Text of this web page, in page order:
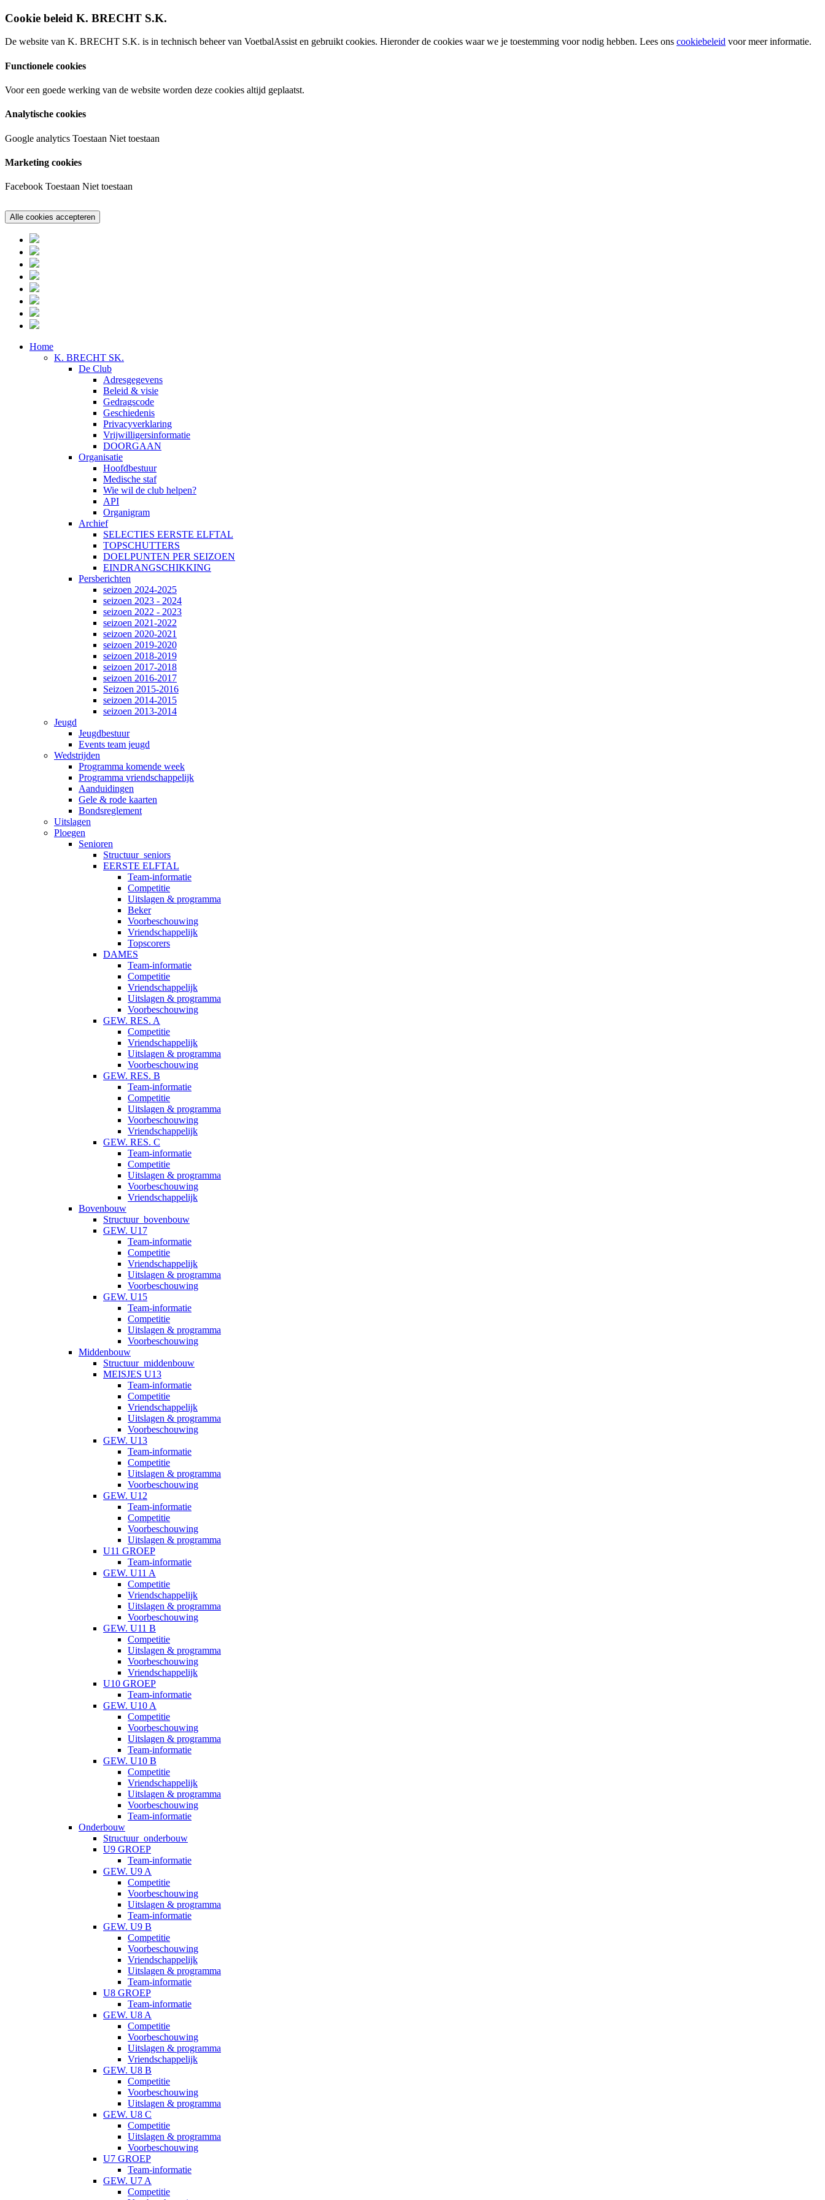
Cookie beleid K. BRECHT S.K.
De website van K. BRECHT S.K. is in technisch beheer van VoetbalAssist en gebruikt cookies. Hieronder de cookies waar we je toestemming voor nodig hebben. Lees ons cookiebeleid voor meer informatie.
Functionele cookies
Voor een goede werking van de website worden deze cookies altijd geplaatst.
Analytische cookies
Google analytics Toestaan Niet toestaan
Marketing cookies
Facebook Toestaan Niet toestaan
Home
K. BRECHT SK.
De Club
Adresgegevens
Beleid & visie
Gedragscode
Geschiedenis
Privacyverklaring
Vrijwilligersinformatie
DOORGAAN
Organisatie
Hoofdbestuur
Medische staf
Wie wil de club helpen?
API
Organigram
Archief
SELECTIES EERSTE ELFTAL
TOPSCHUTTERS
DOELPUNTEN PER SEIZOEN
EINDRANGSCHIKKING
Persberichten
seizoen 2024-2025
seizoen 2023 - 2024
seizoen 2022 - 2023
seizoen 2021-2022
seizoen 2020-2021
seizoen 2019-2020
seizoen 2018-2019
seizoen 2017-2018
seizoen 2016-2017
Seizoen 2015-2016
seizoen 2014-2015
seizoen 2013-2014
Jeugd
Jeugdbestuur
Events team jeugd
Wedstrijden
Programma komende week
Programma vriendschappelijk
Aanduidingen
Gele & rode kaarten
Bondsreglement
Uitslagen
Ploegen
Senioren
Structuur_seniors
EERSTE ELFTAL
Team-informatie
Competitie
Uitslagen & programma
Beker
Voorbeschouwing
Vriendschappelijk
Topscorers
DAMES
Team-informatie
Competitie
Vriendschappelijk
Uitslagen & programma
Voorbeschouwing
GEW. RES. A
Competitie
Vriendschappelijk
Uitslagen & programma
Voorbeschouwing
GEW. RES. B
Team-informatie
Competitie
Uitslagen & programma
Voorbeschouwing
Vriendschappelijk
GEW. RES. C
Team-informatie
Competitie
Uitslagen & programma
Voorbeschouwing
Vriendschappelijk
Bovenbouw
Structuur_bovenbouw
GEW. U17
Team-informatie
Competitie
Vriendschappelijk
Uitslagen & programma
Voorbeschouwing
GEW. U15
Team-informatie
Competitie
Uitslagen & programma
Voorbeschouwing
Middenbouw
Structuur_middenbouw
MEISJES U13
Team-informatie
Competitie
Vriendschappelijk
Uitslagen & programma
Voorbeschouwing
GEW. U13
Team-informatie
Competitie
Uitslagen & programma
Voorbeschouwing
GEW. U12
Team-informatie
Competitie
Voorbeschouwing
Uitslagen & programma
U11 GROEP
Team-informatie
GEW. U11 A
Competitie
Vriendschappelijk
Uitslagen & programma
Voorbeschouwing
GEW. U11 B
Competitie
Uitslagen & programma
Voorbeschouwing
Vriendschappelijk
U10 GROEP
Team-informatie
GEW. U10 A
Competitie
Voorbeschouwing
Uitslagen & programma
Team-informatie
GEW. U10 B
Competitie
Vriendschappelijk
Uitslagen & programma
Voorbeschouwing
Team-informatie
Onderbouw
Structuur_onderbouw
U9 GROEP
Team-informatie
GEW. U9 A
Competitie
Voorbeschouwing
Uitslagen & programma
Team-informatie
GEW. U9 B
Competitie
Voorbeschouwing
Vriendschappelijk
Uitslagen & programma
Team-informatie
U8 GROEP
Team-informatie
GEW. U8 A
Competitie
Voorbeschouwing
Uitslagen & programma
Vriendschappelijk
GEW. U8 B
Competitie
Voorbeschouwing
Uitslagen & programma
GEW. U8 C
Competitie
Uitslagen & programma
Voorbeschouwing
U7 GROEP
Team-informatie
GEW. U7 A
Competitie